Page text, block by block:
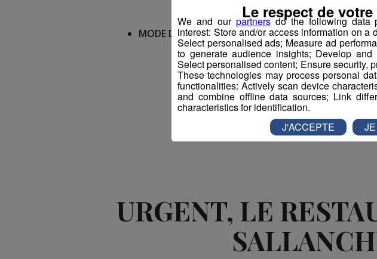
MODE DE CONTACT: sallanches@crescendo-
Partager sur
URGENT, LE
We and our partnersdo the following data
interest: Store and/or access information on
Select personalised ads; Measure ad
to generate audience insights; Develop
Select personalised content; Ensure security,
These technologies may process personal
functionalities: Actively scan device
and combine offline data sources; Link
characteristics for identification.
Le respect de
J'ACCEPTE